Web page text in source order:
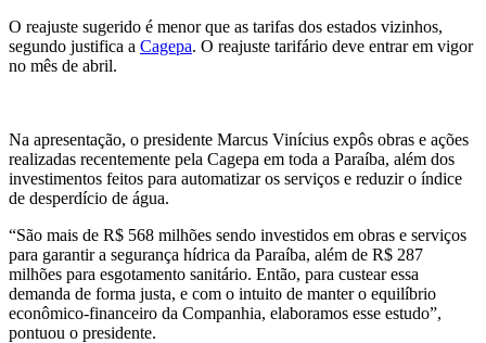
O reajuste sugerido é menor que as tarifas dos estados vizinhos,
segundo justifica a Cagepa. O reajuste tarifário deve entrar em vigor
no mês de abril.
Na apresentação, o presidente Marcus Vinícius expôs obras e ações
realizadas recentemente pela Cagepa em toda a Paraíba, além dos
investimentos feitos para automatizar os serviços e reduzir o índice
de desperdício de água.
“São mais de R$ 568 milhões sendo investidos em obras e serviços
para garantir a segurança hídrica da Paraíba, além de R$ 287
milhões para esgotamento sanitário. Então, para custear essa
demanda de forma justa, e com o intuito de manter o equilíbrio
econômico-financeiro da Companhia, elaboramos esse estudo”,
pontuou o presidente.